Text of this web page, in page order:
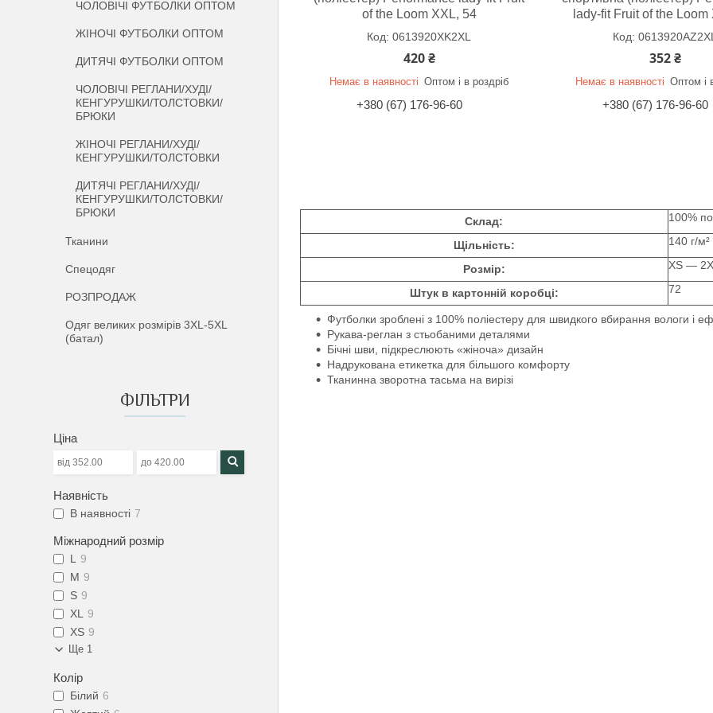
ЧОЛОВІЧІ ФУТБОЛКИ ОПТОМ
ЖІНОЧІ ФУТБОЛКИ ОПТОМ
ДИТЯЧІ ФУТБОЛКИ ОПТОМ
ЧОЛОВІЧІ РЕГЛАНИ/ХУДІ/
КЕНГУРУШКИ/ТОЛСТОВКИ/
БРЮКИ
ЖІНОЧІ РЕГЛАНИ/ХУДІ/
КЕНГУРУШКИ/ТОЛСТОВКИ
ДИТЯЧІ РЕГЛАНИ/ХУДІ/
КЕНГУРУШКИ/ТОЛСТОВКИ/
БРЮКИ
Тканини
Спецодяг
РОЗПРОДАЖ
Одяг великих розмірів 3XL-5XL
(батал)
ФІЛЬТРИ
Ціна
Наявність
В наявності 7
Міжнародний розмір
L 9
M 9
S 9
XL 9
XS 9
Ще 1
Колір
Білий 6
of the Loom XXL, 54
0613920XK2XL
420 ₴
Немає в наявності Оптом і в роздріб
+380 (67) 176-96-60
lady-fit Fruit of the Loom
352 ₴
Немає в наявності Оптом і
+380 (67) 176-96-60
Склад: 100%
Щільність: 140 г/м²
Розмір: XS ―
Штук в картонній коробці: 72
Футболки зроблені з 100% поліестеру для швидкого вбирання вологи і
Рукава-реглан з стьобаними деталями
Бічні шви, підкреслюють «жіноча» дизайн
Надрукована етикетка для більшого комфорту
Тканинна зворотна тасьма на вирізі